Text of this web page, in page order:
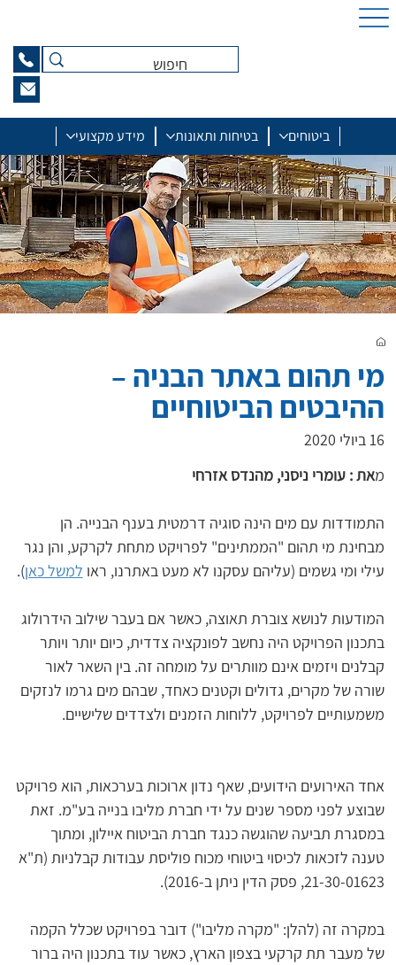
ביטוחים בטיחות ותאונות מידע מקצועי
מי תהום באתר הבניה –
ההיבטים הביטוחיים
16 ביולי 2020
מאת : עומרי ניסני, מהנדס אזרחי
התמודדות עם מים הינה סוגיה דרמטית בענף הבנייה. הן
מבחינת מי תהום "הממתינים" לפרויקט מתחת לקרקע, והן נגר
עילי ומי גשמים (עליהם עסקנו לא מעט באתרנו, ראו למשל כאן).
המודעות לנושא צוברת תאוצה, כאשר אם בעבר שילוב הידרולוג
בתכנון הפרויקט היה נחשב לפונקציה צדדית, כיום יותר ויותר
קבלנים ויזמים אינם מוותרים על מומחה זה. בין השאר לאור
שורה של מקרים, גדולים וקטנים כאחד, שבהם מים גרמו לנזקים
משמעותיים לפרויקט, ללוחות הזמנים ולצדדים שלישיים.
אחד האירועים הידועים, שאף נדון ארוכות בערכאות, הוא פרויקט
שבוצע לפני מספר שנים על ידי חברת מליבו בנייה בע"מ. זאת
במסגרת תביעה שהוגשה כנגד חברת הביטוח איילון, ומתוך
טענה לזכאות לכיסוי ביטוחי מכוח פוליסת עבודות קבלניות (ת"א
21-30-01623, פסק הדין ניתן ב-2016).
במקרה זה (להלן: "מקרה מליבו") דובר בפרויקט שכלל הקמה
של מעבר תת קרקעי בצפון הארץ, כאשר עוד בתכנון היה ברור